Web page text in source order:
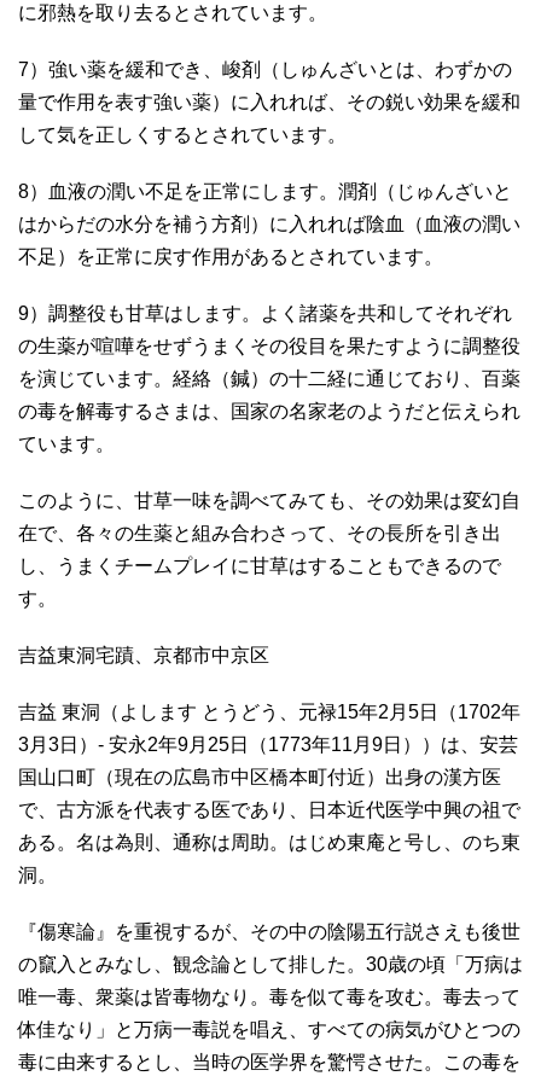
に邪熱を取り去るとされています。
7）強い薬を緩和でき、峻剤（しゅんざいとは、わずかの
量で作用を表す強い薬）に入れれば、その鋭い効果を緩和
して気を正しくするとされています。
8）血液の潤い不足を正常にします。潤剤（じゅんざいと
はからだの水分を補う方剤）に入れれば陰血（血液の潤い
不足）を正常に戻す作用があるとされています。
9）調整役も甘草はします。よく諸薬を共和してそれぞれ
の生薬が喧嘩をせずうまくその役目を果たすように調整役
を演じています。経絡（鍼）の十二経に通じており、百薬
の毒を解毒するさまは、国家の名家老のようだと伝えられ
ています。
このように、甘草一味を調べてみても、その効果は変幻自
在で、各々の生薬と組み合わさって、その長所を引き出
し、うまくチームプレイに甘草はすることもできるので
す。
吉益東洞宅蹟、京都市中京区
吉益 東洞（よします とうどう、元禄15年2月5日（1702年
3月3日）- 安永2年9月25日（1773年11月9日））は、安芸
国山口町（現在の広島市中区橋本町付近）出身の漢方医
で、古方派を代表する医であり、日本近代医学中興の祖で
ある。名は為則、通称は周助。はじめ東庵と号し、のち東
洞。
『傷寒論』を重視するが、その中の陰陽五行説さえも後世
の竄入とみなし、観念論として排した。30歳の頃「万病は
唯一毒、衆薬は皆毒物なり。毒を似て毒を攻む。毒去って
体佳なり」と万病一毒説を唱え、すべての病気がひとつの
毒に由来するとし、当時の医学界を驚愕させた。この毒を